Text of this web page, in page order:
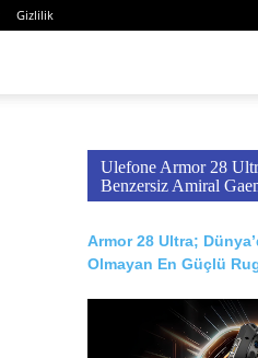
Gizlilik
Ulefone Armor 28
Benzersiz Amiral
Armor 28 Ultra;
Olmayan En Güçlü